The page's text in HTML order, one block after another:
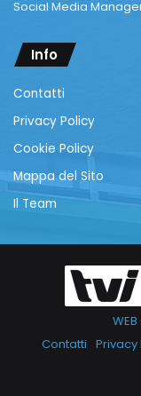
Social Media
Info
Contatti
Privacy Policy
Cookie Policy
Mappa del Sito
Il Team
WEB
Contatti Privacy